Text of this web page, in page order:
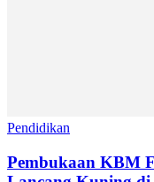
Pendidikan
Pembukaan KBM